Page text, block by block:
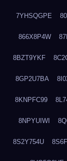
7YHSQGPE
866X8P4W
8BZT9YKF
8GP2U7BA
8KNPFC99
8NPYUIWI
8S2Y754U